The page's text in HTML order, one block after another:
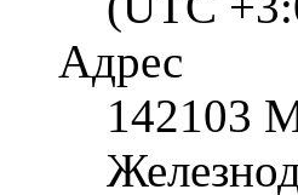
Адрес
142103